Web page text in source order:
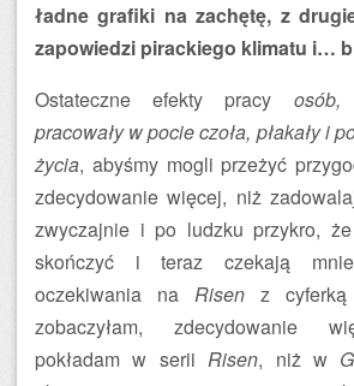
ładne grafiki na zachętę, z
zapowiedzi pirackiego klimatu i…
Ostateczne efekty pracy osób,
pracowały w pocie czoła, płakały i
życia, abyśmy mogli przeżyć
zdecydowanie więcej, niż
zwyczajnie i po ludzku przykro,
skończyć i teraz czekają
oczekiwania na Risenz cyferką
zobaczyłam, zdecydowanie
pokładam w seriiRisen, niż w